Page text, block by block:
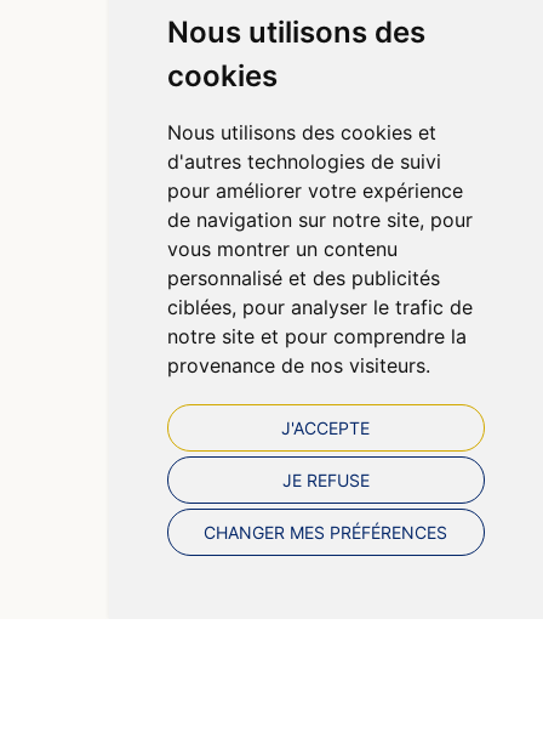
Nous utilisons des
cookies
Nous utilisons des cookies et
d'autres technologies de suivi
pour améliorer votre expérience
de navigation sur notre site, pour
vous montrer un contenu
personnalisé et des publicités
ciblées, pour analyser le trafic de
notre site et pour comprendre la
provenance de nos visiteurs.
J'ACCEPTE
JE REFUSE
CHANGER MES PRÉFÉRENCES
Informations
Qui sommes-nous ?
Déclarer un effet indésirable
Mentions légales
CGV
Données personnelles
Cookies
Préférences Cookies